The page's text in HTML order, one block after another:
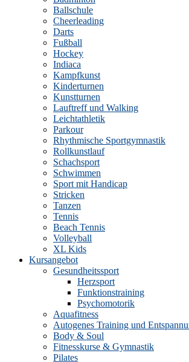
Ballschule
Cheerleading
Darts
Fußball
Hockey
Indiaca
Kampfkunst
Kinderturnen
Kunstturnen
Lauftreff und Walking
Leichtathletik
Parkour
Rhythmische Sportgymnastik
Rollkunstlauf
Schachsport
Schwimmen
Sport mit Handicap
Stricken
Tanzen
Tennis
Beach Tennis
Volleyball
XL Kids
Kursangebot
Gesundheitssport
Herzsport
Funktionstraining
Psychomotorik
Aquafitness
Autogenes Training und
Body & Soul
Fitnesskurse & Gymnastik
Pilates